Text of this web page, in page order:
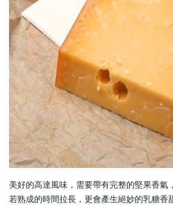
美好的高達風味，需要帶有完整的堅果香氣
若熟成的時間拉長，更會產生絕妙的乳糖香